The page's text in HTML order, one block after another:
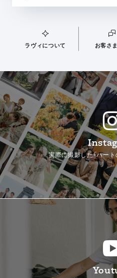
ラヴィについて お客さ
実際に撮影した「ハー